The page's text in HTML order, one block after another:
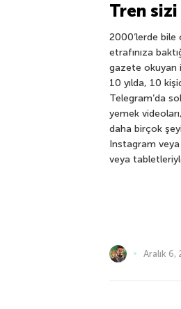
Tren
2000’lerde bile
etrafınıza
gazete okuyan
10 yılda, 10
Telegram’da
yemek
daha birçok
Instagram veya
veya
Aralık 6,